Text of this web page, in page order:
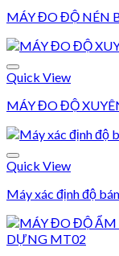
MÁY ĐO ĐỘ NÉN
Quick View
MÁY ĐO ĐỘ
Quick View
Máy xác định độ